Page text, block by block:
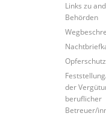
Links zu
Behörden
Opferschutz
der
beruflicher
Betreuer/